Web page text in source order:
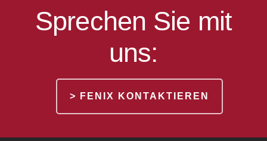
Sprechen Sie mit
uns:
> FENIX KONTAKTIEREN